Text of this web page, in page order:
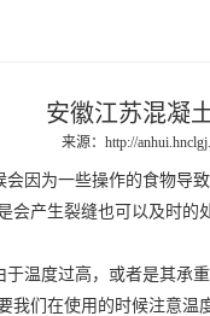
安徽江苏混凝
来源： http://
会因为一些操作的食物导
产生裂缝也可以及时的
于温度过高，或者是其承
我们在使用的时候注意温